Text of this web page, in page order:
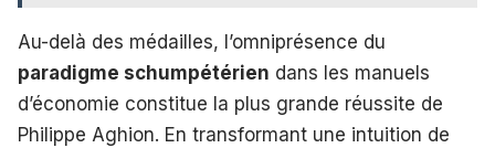
Au-delà des médailles, l’omniprésence du
paradigme schumpétérien dans les manuels
d’économie constitue la plus grande réussite de
Philippe Aghion. En transformant une intuition de